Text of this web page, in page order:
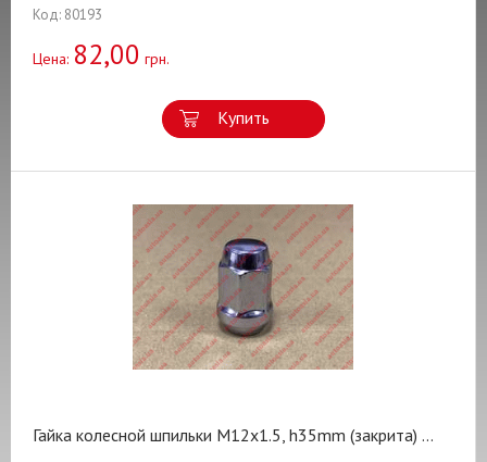
Код: 80193
Цена: 82,00 грн.
Купить
Гайка колесной шпильки M12x1.5, h35mm (закрита) ...